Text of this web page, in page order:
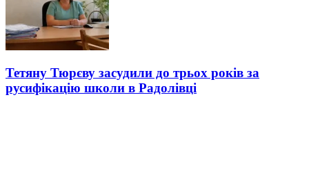
Тетяну Тюрєву засудили до трьох років за
русифікацію школи в Радолівці